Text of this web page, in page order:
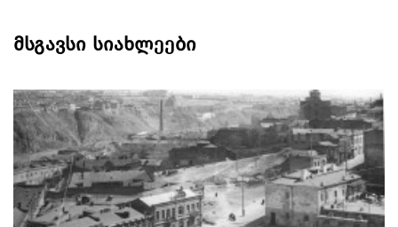
მსგავსი სიახლეები